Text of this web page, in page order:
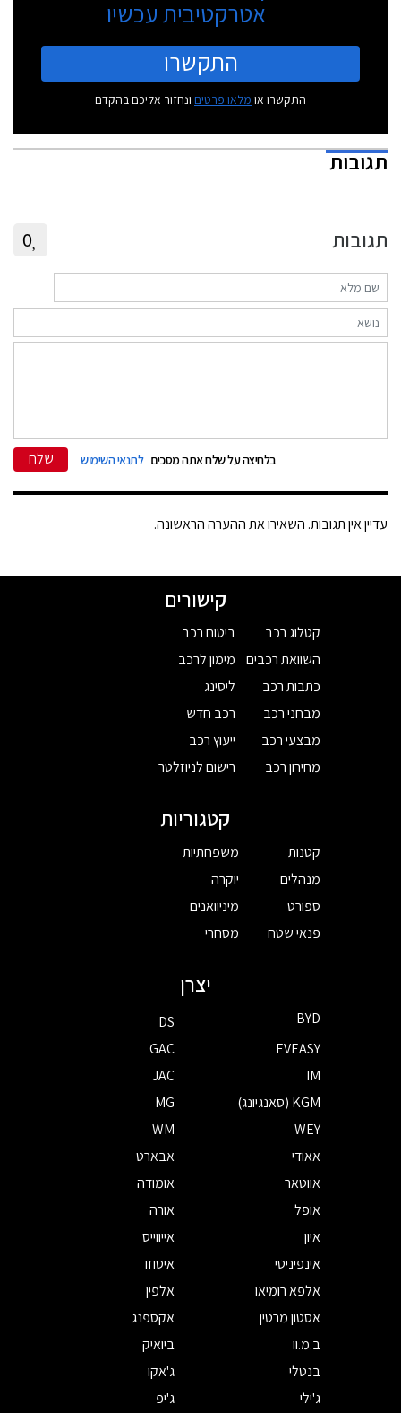
אטרקטיבית עכשיו
התקשרו
התקשרו או מלאו פרטים ונחזור אליכם בהקדם
תגובות
תגובות 0
בלחיצה על שלח אתה מסכים לתנאי השימוש שלח
עדיין אין תגובות. השאירו את ההערה הראשונה.
קישורים
קטלוג רכב
השוואת רכבים
כתבות רכב
מבחני רכב
מבצעי רכב
מחירון רכב
ביטוח רכב
מימון לרכב
ליסינג
רכב חדש
ייעוץ רכב
רישום לניוזלטר
קטגוריות
קטנות
מנהלים
ספורט
פנאי שטח
משפחתיות
יוקרה
מיניוואנים
מסחרי
יצרן
BYD
DS
EVEASY
GAC
IM
JAC
KGM (סאנגיונג)
MG
WEY
WM
אאודי
אבארט
אווטאר
אומודה
אופל
אורה
איון
אייווייס
אינפיניטי
איסוזו
אלפא רומיאו
אלפין
אסטון מרטין
אקספנג
ב.מ.וו
ביואיק
בנטלי
ג'אקו
ג'ילי
ג'יפ